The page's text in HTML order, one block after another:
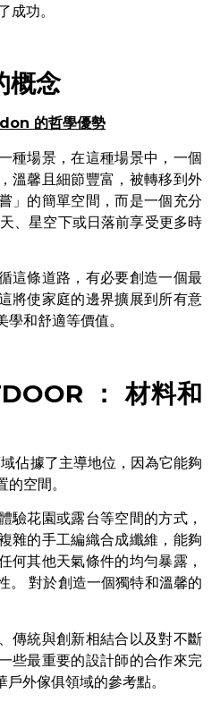
成功。
概念
的哲學優勢
種場景，在這種場景中，一個
溫馨且細節豐富，被轉移到外
」的簡單空間，而是一個充分
、星空下或日落前享受更多時
這條道路，有必要創造一個最
將使家庭的邊界擴展到所有意
學和舒適等價值。
： 材料和
佔據了主導地位，因為它能夠
空間。
驗花園或露台等空間的方式，
雜的手工編織合成纖維，能夠
何其他天氣條件的均勻暴露，
。 對於創造一個獨特和溫馨的
傳統與創新相結合以及對不斷
些最重要的設計師的合作來完
外傢俱領域的參考點。